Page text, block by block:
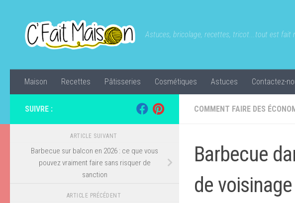
Astuces, bricolage, recettes, tricot...tout est fait
Maison Recettes Pâtisseries Cosmétiques Astuces Contactez-
COMMENT FAIRE DES
Barbecue
de
SUIVRE :
ARTICLE SUIVANT
Barbecue sur balcon en 2026 : ce que vous
pouvez vraiment faire sans risquer de
sanction
ARTICLE PRÉCÉDENT